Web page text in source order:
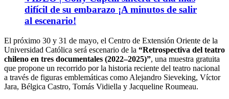
difícil de su embarazo ¡A minutos de salir
al escenario!
El próximo 30 y 31 de mayo, el Centro de Extensión Oriente de la
Universidad Católica será escenario de la “Retrospectiva del teatro
chileno en tres documentales (2022–2025)”, una muestra gratuita
que propone un recorrido por la historia reciente del teatro nacional
a través de figuras emblemáticas como Alejandro Sieveking, Víctor
Jara, Bélgica Castro, Tomás Vidiella y Jacqueline Roumeau.